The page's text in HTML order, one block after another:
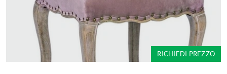
RICHIEDI PREZZO